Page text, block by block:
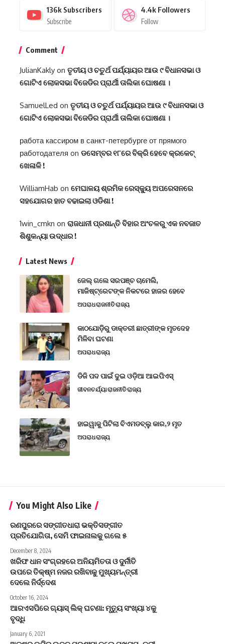
136k Subscribers
Subscribe
4.4k Followers
Follow
Comment
JulianKakly on ତୃତୀୟ ଓ ଚତୁର୍ଥ ପର୍ଯ୍ୟାୟର ଆଉ ୯ ବିଧାନସଭା ଓ
ଗୋଟିଏ ଲୋକସଭା ବିଜେଡିର ପ୍ରାର୍ଥୀ ତାଲିକା ଘୋଷଣା ।
SamuelLed on ତୃତୀୟ ଓ ଚତୁର୍ଥ ପର୍ଯ୍ୟାୟର ଆଉ ୯ ବିଧାନସଭା ଓ
ଗୋଟିଏ ଲୋକସଭା ବିଜେଡିର ପ୍ରାର୍ଥୀ ତାଲିକା ଘୋଷଣା ।
работа кассиром в санкт-петербурге от прямого
работодателя on ଡସେମ୍ବର ୧୮ରେ ବିକ୍ରି ହେବେ କ୍ରକେଟ୍
ଖେଳାଳି !
WilliamHab on ମେଘାଳୟ ଶ୍ରମିକ ରେସ୍କ୍ୟୁ ଅପରେସନରେ
ସହଯୋଗର ହାତ ବଢାଇଲା ଓଡିଶା !
1win_cmkn on ରାଜଧାନୀ ପ୍ରଶାନ୍ତି ବିହାର ଅଂଚଳରୁ ଏକ ନବଜାତ
ଶିଶୁକନ୍ୟା ଉଦ୍ଧାର !
Latest News
ଜେଲ୍ ଗଲେ ସରପଞ୍ଚ ଚାମେଲି,
ମାଜିଷ୍ଟ୍ରେଟଙ୍କ ନିକଟରେ ହାଜର ହେବେ
ଅପରାଧରାଜନୀତିରାଜ୍ୟ
କାଠଯୋଡ଼ିରୁ ଡାକ୍ତରୀ ଛାତ୍ରୀଙ୍କ ମୃତଦେହ
ମିଳିବା ଘଟଣା
ଅପରାଧରାଜ୍ୟ
ଡିଜି ପଦ ପାଇଁ ଦୁଇ ଓଡ଼ିଆ ଆଇପିଏସ୍
ଜୀବନଚର୍ଯ୍ୟାରାଜନୀତିରାଜ୍ୟ
ହାଇୱାକୁ ପିଟିଲା ବିଏମଡବ୍ଲୁ କାର,୨ ମୃତ
ଅପରାଧରାଜ୍ୟ
You Might Also Like
ରଣପୁରରେ ସଙ୍ଗୀତଧାରା ଭକ୍ତିସଙ୍ଗୀତ
ପ୍ରତିଯୋଗିତା, ସେମି ଫାଇନାଲକୁ ଗଲେ ୫
December 8, 2024
ଖରିଫ ଧାନ ସଂଗ୍ରହରେ ଅନିୟମିତତା ଓ ଦୁର୍ନୀତି
ଉପରେ ତିକ୍ଷ୍ମ ନଜର ରଖିବାକୁ ମୁଖ୍ୟମନ୍ତ୍ରୀ
ଦେଲେ ନିର୍ଦ୍ଦେଶ
October 16, 2024
ଆରଏସପିରେ ଗ୍ୟାସ୍ ଲିକ୍ ଘଟଣା: ମୃତ୍ୟୁ ସଂଖ୍ୟା ୪କୁ
ବୃଦ୍ଧି
January 6, 2021